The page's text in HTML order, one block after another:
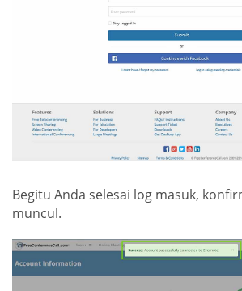
Begitu Anda selesai log masuk,
muncul.